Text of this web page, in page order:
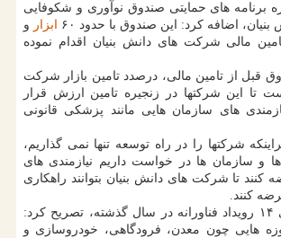
برنامه های حمایتی صندوق نوآوری و شکوفایی
اضافه کرد: این صندوق با حدود ۶۰
ابزار و
مالی شرکت های دانش بنیان اقدام نموده
قبل از تامین مالی، درصدد تامین بازار شرکت
تا این شرکتها در زنجیره تامین ارزش قرار
های سازمان هایی مانند پزشکی قانونی
شرکتها را در راه توسعه تنها نمی گذاریم،
و سازمان ها در خواست داریم نیازمندی های
کنند تا شرکت های دانش بنیان بتوانند راهکاری
کنند.
وی درباره برگزاری ۱۴ رویداد فناورانه در سال گذشته، تصریح کرد:
هایی چون معدن، فرودگاهی، خودروسازی و